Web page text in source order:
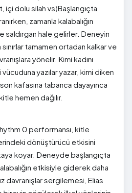
içi dolu silah vs)Başlangıçta
zamanla kalabalığın
saldırgan hale gelirler. Deneyin
tamamen ortadan kalkar ve
yönelir. Kimi kadını
yazılar yazar, kimi diken
kafasına tabanca dayayınca
hemen dağılır.
0 performansı, kitle
dönüştürücü etkisini
koyar. Deneyde başlangıçta
etkisiyle giderek daha
davranışlar sergilemesi, Elias